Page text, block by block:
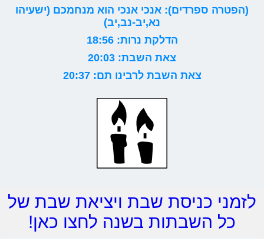
(הפטרה ספרדים): אנכי אנכי הוא מנחמכם (ישעיהו
נא,יב-נב,יב)
הדלקת נרות: 18:56
צאת השבת: 20:03
צאת השבת לרבינו תם: 20:37
לזמני כניסת שבת ויציאת שבת של
כל השבתות בשנה לחצו כאן!